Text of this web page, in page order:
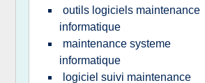
outils logiciels maintenance
informatique
maintenance systeme
informatique
logiciel suivi maintenance